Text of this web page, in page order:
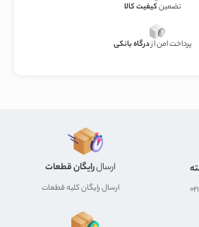
تضمینکیفیت کالا
پرداخت امن ازدرگاه بانکی
ارسالرایگان قطعات
ارسال رایگان کلیه قطعات